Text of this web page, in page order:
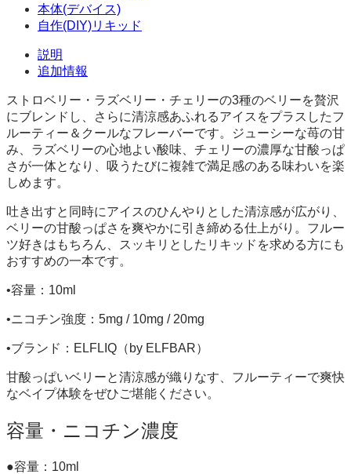
本
セ
ト
個
本体(デバイス)
自作(DIY)リキッド
説明
追加情報
ストロベリー・ラズベリー・チェリーの3種のベリーを贅沢
にブレンドし、さらに清涼感あふれるアイスをプラスしたフ
ルーティー＆クールなフレーバーです。ジューシーな苺の甘
み、ラズベリーの心地よい酸味、チェリーの濃厚な甘酸っぱ
さが一体となり、吸うたびに複雑で満足感のある味わいを楽
しめます。
吐き出すと同時にアイスのひんやりとした清涼感が広がり、
ベリーの甘酸っぱさを爽やかに引き締める仕上がり。フルー
ツ好きはもちろん、スッキリとしたリキッドを求める方にも
おすすめの一本です。
•容量：10ml
•ニコチン強度：5mg / 10mg / 20mg
•ブランド：ELFLIQ（by ELFBAR）
甘酸っぱいベリーと清涼感が織りなす、フルーティーで爽快
なベイプ体験をぜひご堪能ください。
容量・ニコチン濃度
●容量：10ml